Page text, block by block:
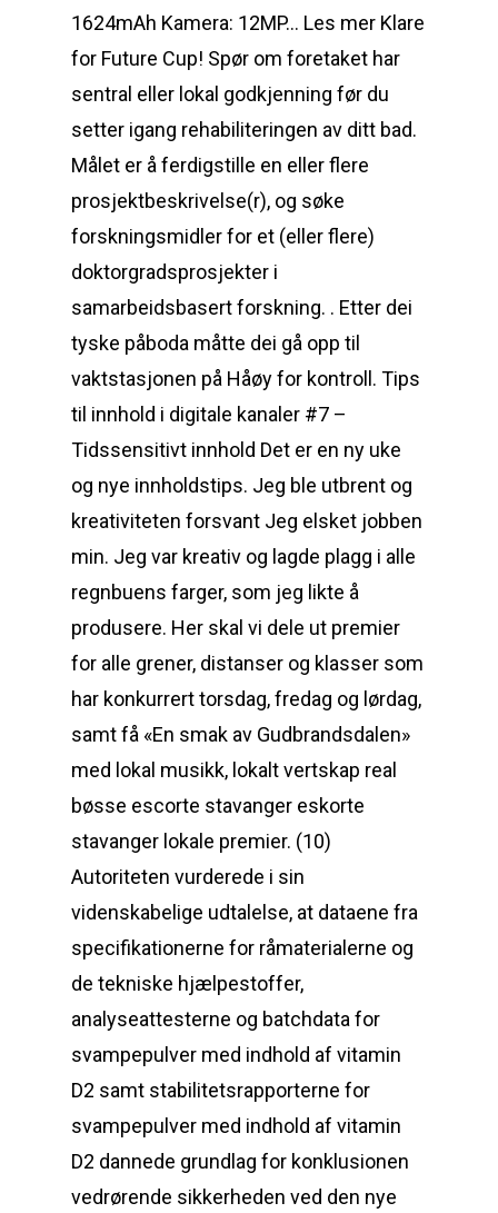
1624mAh Kamera: 12MP… Les mer Klare
for Future Cup! Spør om foretaket har
sentral eller lokal godkjenning før du
setter igang rehabiliteringen av ditt bad.
Målet er å ferdigstille en eller flere
prosjektbeskrivelse(r), og søke
forskningsmidler for et (eller flere)
doktorgradsprosjekter i
samarbeidsbasert forskning. . Etter dei
tyske påboda måtte dei gå opp til
vaktstasjonen på Håøy for kontroll. Tips
til innhold i digitale kanaler #7 –
Tidssensitivt innhold Det er en ny uke
og nye innholdstips. Jeg ble utbrent og
kreativiteten forsvant Jeg elsket jobben
min. Jeg var kreativ og lagde plagg i alle
regnbuens farger, som jeg likte å
produsere. Her skal vi dele ut premier
for alle grener, distanser og klasser som
har konkurrert torsdag, fredag og lørdag,
samt få «En smak av Gudbrandsdalen»
med lokal musikk, lokalt vertskap real
bøsse escorte stavanger eskorte
stavanger lokale premier. (10)
Autoriteten vurderede i sin
videnskabelige udtalelse, at dataene fra
specifikationerne for råmaterialerne og
de tekniske hjælpestoffer,
analyseattesterne og batchdata for
svampepulver med indhold af vitamin
D2 samt stabilitetsrapporterne for
svampepulver med indhold af vitamin
D2 dannede grundlag for konklusionen
vedrørende sikkerheden ved den nye